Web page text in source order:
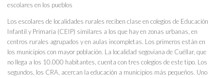
escolares en los pueblos
Los escolares de localidades rurales reciben clase en colegios de Educación
Infantil y Primaria (CEIP) similares a los que hay en zonas urbanas, en
centros rurales agrupados y en aulas incompletas. Los primeros están en
los municipios con mayor población. La localidad segoviana de Cuéllar, que
no llega a los 10.000 habitantes, cuenta con tres colegios de este tipo. Los
segundos, los CRA, acercan la educación a municipios más pequeños. Uno